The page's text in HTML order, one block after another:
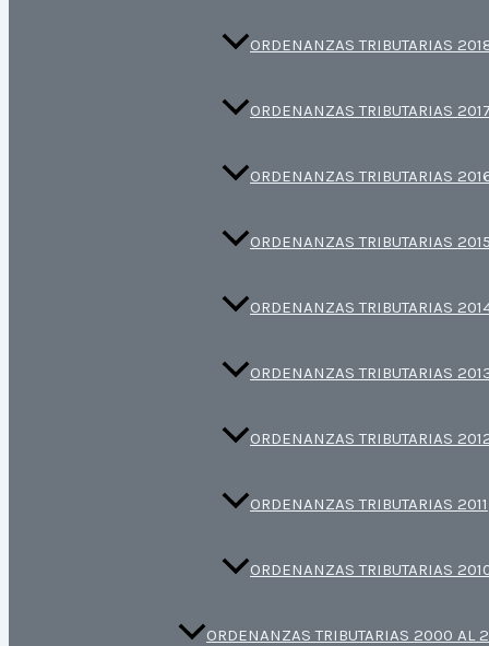
ORDENANZAS TRIBUTARIAS
ORDENANZAS TRIBUTARIAS 2017
ORDENANZAS TRIBUTARIAS
ORDENANZAS TRIBUTARIAS 2015
ORDENANZAS TRIBUTARIAS
ORDENANZAS TRIBUTARIAS
ORDENANZAS TRIBUTARIAS
ORDENANZAS TRIBUTARIAS 2011
ORDENANZAS TRIBUTARIAS
ORDENANZAS TRIBUTARIAS 2000 AL